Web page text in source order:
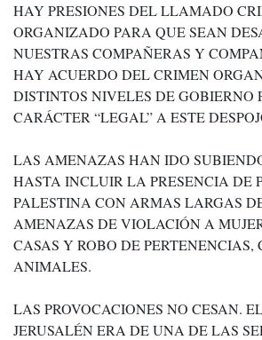
HAY PRESIONES DEL LLAMADO
ORGANIZADO PARA QUE SEAN
NUESTRAS COMPAÑERAS Y
HAY ACUERDO DEL CRIMEN
DISTINTOS NIVELES DE GOBIERNO
CARÁCTER “LEGAL” A ESTE
LAS AMENAZAS HAN IDO
HASTA INCLUIR LA PRESENCIA DE
PALESTINA CON ARMAS LARGAS
AMENAZAS DE VIOLACIÓN A
CASAS Y ROBO DE PERTENENCIAS,
ANIMALES.
LAS PROVOCACIONES NO CESAN.
JERUSALÉN ERA DE UNA DE LAS